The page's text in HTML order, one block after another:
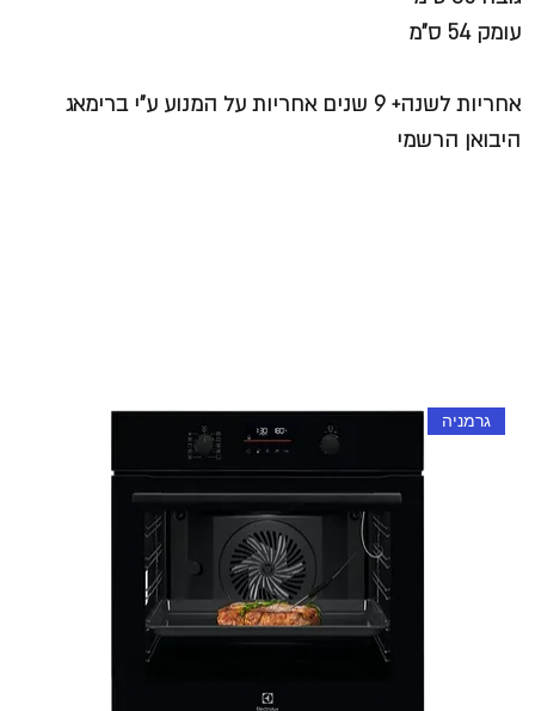
עומק 54 ס"מ
אחריות לשנה+ 9 שנים אחריות על המנוע ע"י ברימאג
היבואן הרשמי
גרמניה